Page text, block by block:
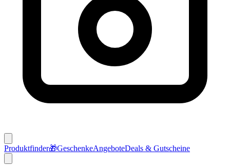
Produktfinder🎁GeschenkeAngeboteDeals & Gutscheine